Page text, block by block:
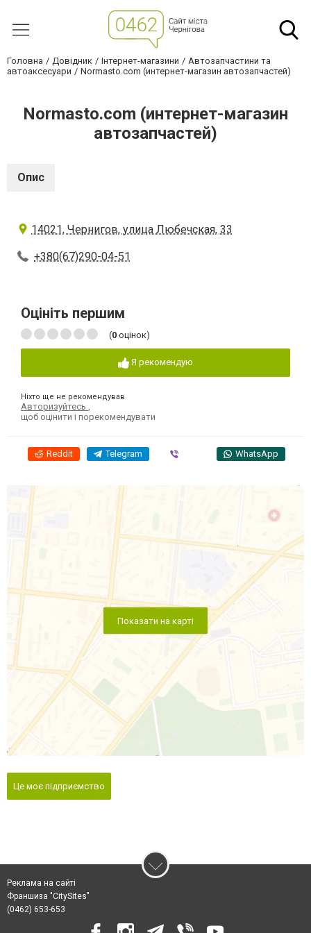
Головна Довідник Інтернет-магазини
Автозапчастини та
автоаксесуари
Normasto.com (интернет-магазин автозапчастей)
Normasto.com (интернет-магазин
автозапчастей)
Опис
14021, Чернигов, улица Любечская, 33
+380(67)290-04-51
Оцініть першим
(0 оцінок)
Я рекомендую
Ніхто ще не рекомендував
Авторизуйтесь
щоб оцінити і порекомендувати
Reddit Telegram WhatsApp
Показати на карті
Це моє підприємство
Реклама на сайті
Франшиза "CitySites"
(0462) 653-653